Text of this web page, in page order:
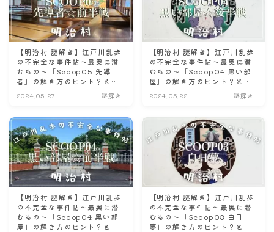
【明治村 謎解き】江戸川乱歩
の不完全な事件帖〜最奥に潜
むもの〜「Scoop05 先導
者」の解き方のヒント？とネ
タバレにならない程度の感想
☆前半戦☆
2024.05.27 謎解き
【明治村 謎解き】江戸川乱歩
の不完全な事件帖〜最奥に潜
むもの〜「Scoop04 黒い部
屋」の解き方のヒント？とネ
タバレにならない程度の感想
☆後半戦☆
2024.05.22 謎解き
【明治村 謎解き】江戸川乱歩
の不完全な事件帖〜最奥に潜
むもの〜「Scoop04 黒い部
屋」の解き方のヒント？とネ
【明治村 謎解き】江戸川乱歩
の不完全な事件帖〜最奥に潜
むもの〜「Scoop03 白日
夢」の解き方のヒント？とネ